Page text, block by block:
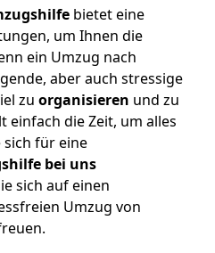
bietet eine
um Ihnen die
ein Umzug nach
aber auch stressige
zu organisieren und zu
einfach die Zeit, um alles
sich für eine
bei uns
sich auf einen
Umzug von